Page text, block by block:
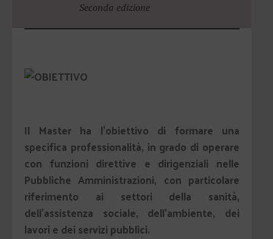
Seconda edizione
OBIETTIVO
Il Master ha l’obiettivo di formare una
specifica professionalità, in grado di operare
con funzioni direttive e dirigenziali nelle
Pubbliche Amministrazioni, con particolare
riferimento ai settori della sanità,
dell’assistenza sociale, dell’ambiente, dei
lavori e dei servizi pubblici.